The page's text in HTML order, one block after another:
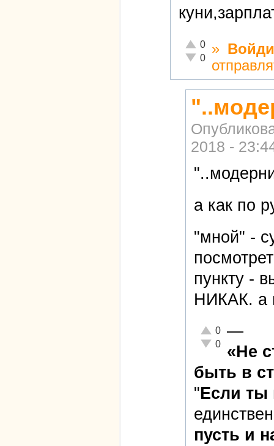
Отлично!
0
Неадекватно!
0
»
2018 -
а как по
"мной" -
пункту -
НИКАК. а
Отлично!
0
Неадекватно!
0
—
«Не
быть в
"Если ты
пусть и